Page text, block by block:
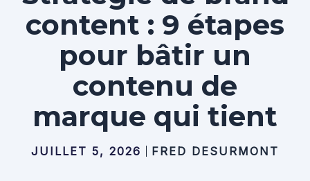
content : 9 étapes
pour bâtir un
contenu de
marque qui tient
JUILLET 5, 2026 FRED DESURMONT